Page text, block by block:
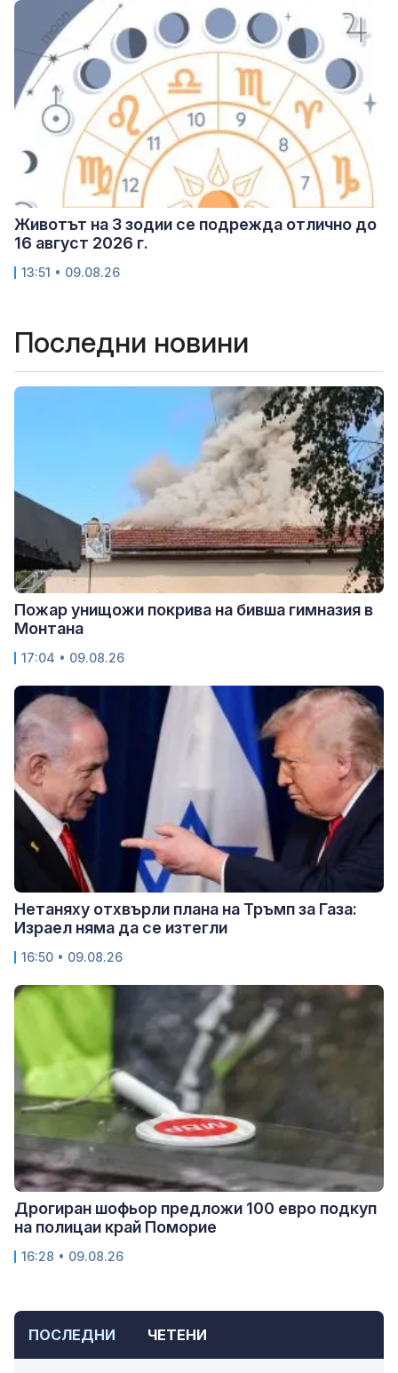
ПОСЛЕДНИ ЧЕТЕНИ
Животът на 3 зодии се подрежда отлично до
16 август 2026 г.
13:51 • 09.08.26
Последни новини
Пожар унищожи покрива на бивша гимназия в
Монтана
17:04 • 09.08.26
Нетаняху отхвърли плана на Тръмп за Газа:
Израел няма да се изтегли
16:50 • 09.08.26
Дрогиран шофьор предложи 100 евро подкуп
на полицаи край Поморие
16:28 • 09.08.26